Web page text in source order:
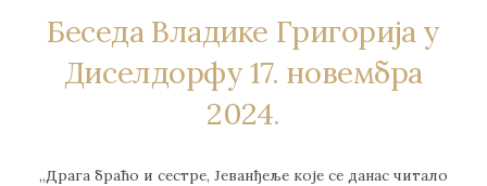
Беседа Владике Григорија у
Диселдорфу 17. новембра
2024.
„Драга браћо и сестре, Јеванђеље које се данас читало